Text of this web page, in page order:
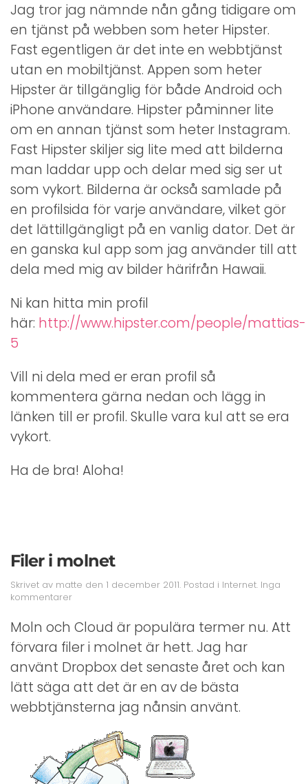
Jag tror jag nämnde nån gång tidigare om
en tjänst på webben som heter Hipster.
Fast egentligen är det inte en webbtjänst
utan en mobiltjänst. Appen som heter
Hipster är tillgänglig för både Android och
iPhone användare. Hipster påminner lite
om en annan tjänst som heter Instagram.
Fast Hipster skiljer sig lite med att bilderna
man laddar upp och delar med sig ser ut
som vykort. Bilderna är också samlade på
en profilsida för varje användare, vilket gör
det lättillgängligt på en vanlig dator. Det är
en ganska kul app som jag använder till att
dela med mig av bilder härifrån Hawaii.
Ni kan hitta min profil
här: http://www.hipster.com/people/mattias-
5
Vill ni dela med er eran profil så
kommentera gärna nedan och lägg in
länken till er profil. Skulle vara kul att se era
vykort.
Ha de bra! Aloha!
Filer i molnet
Skrivet av matte den 1 december 2011. Postad i Internet. Inga
kommentarertill
molnet
Moln och Cloud är populära termer nu. Att
förvara filer i molnet är hett. Jag har
använt Dropbox det senaste året och kan
lätt säga att det är en av de bästa
webbtjänsterna jag nånsin använt.